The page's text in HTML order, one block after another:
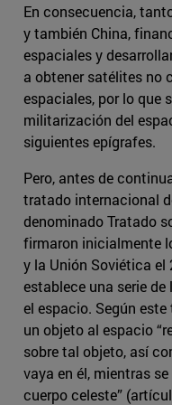
En consecuencia,
y también China,
espaciales y
a obtener satélites no
espaciales, por lo que
militarización del
siguientes epígrafes.
Pero, antes de
tratado internacional
denominado Tratado
firmaron inicialmente
y la Unión Soviética el
establece una serie
el espacio. Según
un objeto al espacio
sobre tal objeto, así
vaya en él, mientras
cuerpo celeste”